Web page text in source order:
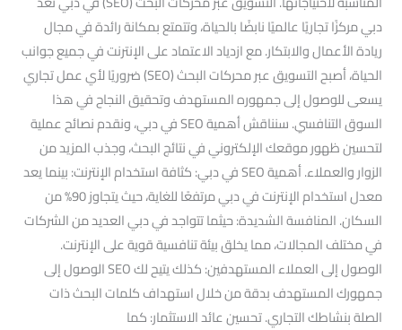
دبي مركزًا تجاريًا عالميًا نابضًا بالحياة، وتتمتع بمكانة رائدة في مجال
ريادة الأعمال والابتكار. مع ازدياد الاعتماد على الإنترنت في جميع جوانب
الحياة، أصبح التسويق عبر محركات البحث (SEO) ضروريًا لأي عمل تجاري
يسعى للوصول إلى جمهوره المستهدف وتحقيق النجاح في هذا
السوق التنافسي. سنناقش أهمية SEO في دبي، ونقدم نصائح عملية
لتحسين ظهور موقعك الإلكتروني في نتائج البحث، وجذب المزيد من
الزوار والعملاء. أهمية SEO في دبي: كثافة استخدام الإنترنت: بينما يعد
معدل استخدام الإنترنت في دبي مرتفعًا للغاية، حيث يتجاوز 90% من
السكان. المنافسة الشديدة: حيثما تتواجد في دبي العديد من الشركات
في مختلف المجالات، مما يخلق بيئة تنافسية قوية على الإنترنت.
الوصول إلى العملاء المستهدفين: كذلك يتيح لك SEO الوصول إلى
جمهورك المستهدف بدقة من خلال استهداف كلمات البحث ذات
الصلة بنشاطك التجاري. تحسين عائد الاستثمار: كما